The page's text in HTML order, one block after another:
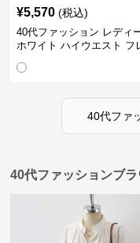
¥5,570 (税込)
40代ファッション レディ
ホワイト ハイウエスト フ
40代ファ
40代ファッションブ